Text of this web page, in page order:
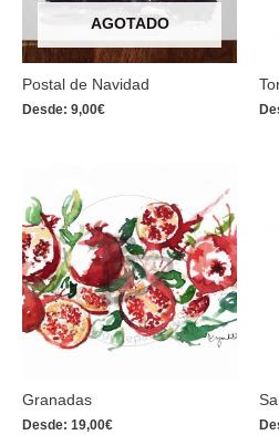
AGOTADO
Postal de Navidad
Desde: 9,00€
Granadas
Desde: 19,00€